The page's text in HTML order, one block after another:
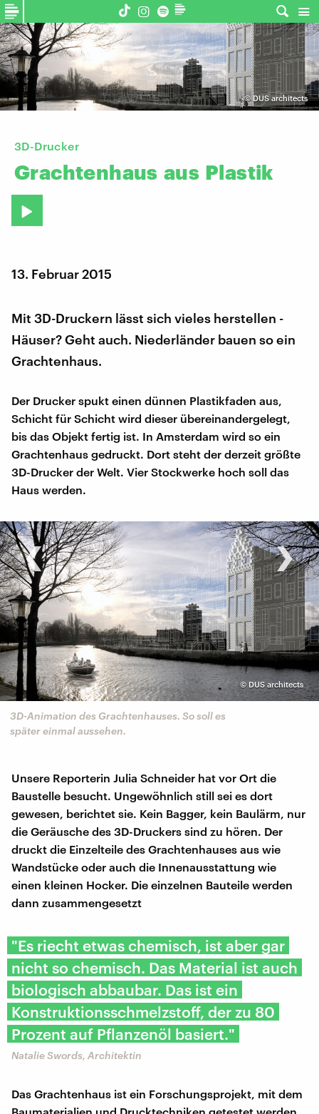
©DUS architects
3D-Drucker
Grachtenhaus aus Plastik
13. Februar 2015
Mit 3D-Druckern lässt sich vieles herstellen -
Häuser? Geht auch. Niederländer bauen so ein
Grachtenhaus.
Der Drucker spukt einen dünnen Plastikfaden aus,
Schicht für Schicht wird dieser übereinandergelegt,
bis das Objekt fertig ist. In Amsterdam wird so ein
Grachtenhaus gedruckt. Dort steht der derzeit größte
3D-Drucker der Welt. Vier Stockwerke hoch soll das
Haus werden.
© DUS architects
3D-Animation des Grachtenhauses. So soll es
später einmal aussehen.
‹ ›
Unsere Reporterin Julia Schneider hat vor Ort die
Baustelle besucht. Ungewöhnlich still sei es dort
gewesen, berichtet sie. Kein Bagger, kein Baulärm, nur
die Geräusche des 3D-Druckers sind zu hören. Der
druckt die Einzelteile des Grachtenhauses aus wie
Wandstücke oder auch die Innenausstattung wie
einen kleinen Hocker. Die einzelnen Bauteile werden
dann zusammengesetzt
"Es riecht etwas chemisch, ist aber gar
nicht so chemisch. Das Material ist auch
biologisch abbaubar. Das ist ein
Konstruktionsschmelzstoff, der zu 80
Prozent auf Pflanzenöl basiert."
Natalie Swords, Architektin
Das Grachtenhaus ist ein Forschungsprojekt, mit dem